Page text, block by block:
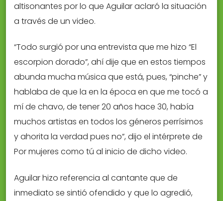
altisonantes por lo que Aguilar aclaró la situación
a través de un video.
“Todo surgió por una entrevista que me hizo “El
escorpion dorado”, ahí dije que en estos tiempos
abunda mucha música que está, pues, “pinche” y
hablaba de que la en la época en que me tocó a
mí de chavo, de tener 20 años hace 30, había
muchos artistas en todos los géneros perrísimos
y ahorita la verdad pues no”, dijo el intérprete de
Por mujeres como tú al inicio de dicho video.
Aguilar hizo referencia al cantante que de
inmediato se sintió ofendido y que lo agredió,